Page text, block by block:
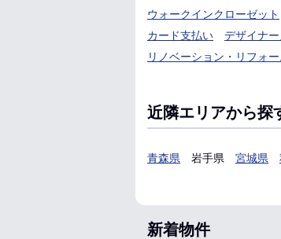
ウォークインクローゼット
カード支払い
デザイナ
リノベーション・リフォー
近隣エリアから探
青森県 岩手県 宮城県
新着物件